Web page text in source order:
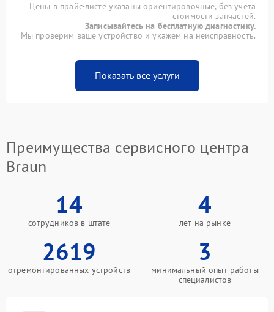
Цены в прайс-листе указаны ориентировочные, без учета
стоимости запчастей.
Записывайтесь на бесплатную диагностику.
Мы проверим ваше устройство и укажем на неисправность.
Показать все услуги
Преимущества сервисного центра
Braun
14
сотрудников в штате
4
лет на рынке
2619
отремонтированных устройств
3
минимальный опыт работы
специалистов